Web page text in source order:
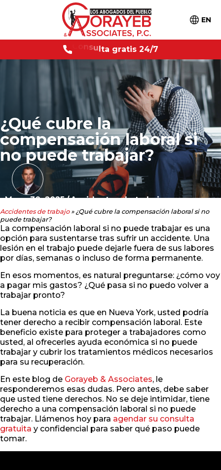
EN
C nsulta gratis 2
4 /7
¿Qué cubre la
compensación laboral si
no puede trabajar?
Mayo 30, 2025/Accidentes de trabajo
Accidentes de trabajo» ¿Qué cubre la compensación laboral si no
puede trabajar?
La compensación laboral si no puede trabajar es una
opción para sustentarse tras sufrir un accidente. Una
lesión en el trabajo puede dejarle fuera de sus labores
por días, semanas o incluso de forma permanente.
En esos momentos, es natural preguntarse: ¿cómo voy
a pagar mis gastos? ¿Qué pasa si no puedo volver a
trabajar pronto?
La buena noticia es que en Nueva York, usted podría
tener derecho a recibir compensación laboral. Este
beneficio existe para proteger a trabajadores como
usted, al ofrecerles ayuda económica si no puede
trabajar y cubrir los tratamientos médicos necesarios
para su recuperación.
En este blog de Gorayeb & Associates, le
responderemos esas dudas. Pero antes, debe saber
que usted tiene derechos. No se deje intimidar, tiene
derecho a una compensación laboral si no puede
trabajar. Llámenos hoy para agendar su consulta
gratuita y confidencial para saber qué paso puede
tomar.